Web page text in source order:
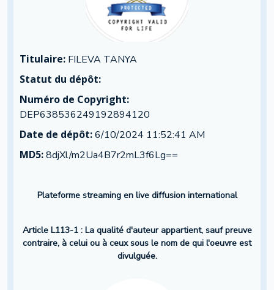
Titulaire: FILEVA TANYA
Statut du dépôt:
Numéro de Copyright:
DEP638536249192894120
Date de dépôt:6/10/2024 11:52:41 AM
MD5:8djXl/m2Ua4B7r2mL3f6Lg==
Plateforme streaming en live diffusion international
Article L113-1 : La qualité d'auteur appartient, sauf preuve
contraire, à celui ou à ceux sous le nom de qui l'oeuvre est
divulguée.